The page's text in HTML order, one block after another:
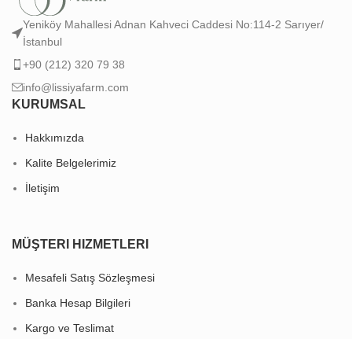
Yeniköy Mahallesi Adnan Kahveci Caddesi No:114-2 Sarıyer/
İstanbul
+90 (212) 320 79 38
info@lissiyafarm.com
KURUMSAL
Hakkımızda
Kalite Belgelerimiz
İletişim
MÜŞTERI HIZMETLERI
Mesafeli Satış Sözleşmesi
Banka Hesap Bilgileri
Kargo ve Teslimat